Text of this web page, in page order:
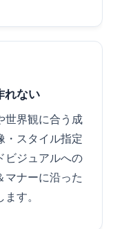
れない
世界観に合う成
・スタイル指定
ビジュアルへの
マナーに沿った
す。